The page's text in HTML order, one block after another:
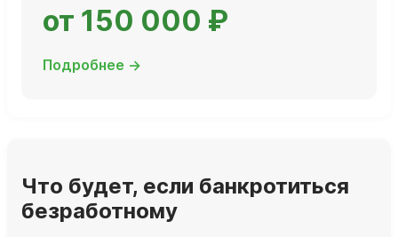
от 150 000 ₽
Подробнее →
Что будет, если банкротиться
безработному